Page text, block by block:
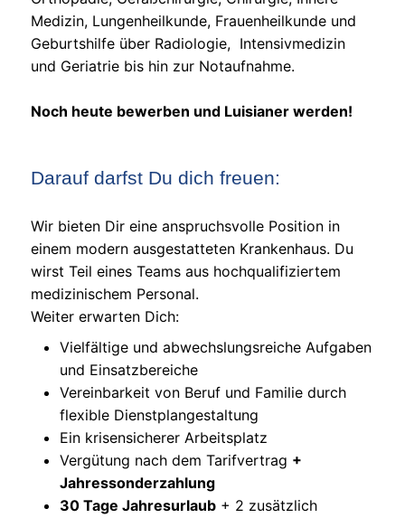
Medizin, Lungenheilkunde, Frauenheilkunde und
Geburtshilfe über Radiologie, Intensivmedizin
und Geriatrie bis hin zur Notaufnahme.
Noch heute bewerben und Luisianer werden!
Darauf darfst Du dich freuen:
Wir bieten Dir eine anspruchsvolle Position in
einem modern ausgestatteten Krankenhaus. Du
wirst Teil eines Teams aus hochqualifiziertem
medizinischem Personal.
Weiter erwarten Dich:
Vielfältige und abwechslungsreiche Aufgaben
und Einsatzbereiche
Vereinbarkeit von Beruf und Familie durch
flexible Dienstplangestaltung
Ein krisensicherer Arbeitsplatz
Vergütung nach dem Tarifvertrag +
Jahressonderzahlung
30 Tage Jahresurlaub + 2 zusätzlich